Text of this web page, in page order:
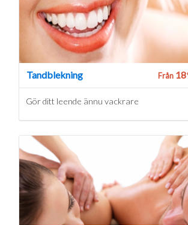
Tandblekning Från
Gör ditt leende ännu vackrare